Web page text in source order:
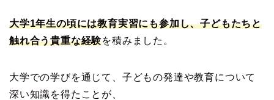
大学1年生の頃には教育実習にも参加し、子どもたちと
触れ合う貴重な経験を積みました。
大学での学びを通じて、子どもの発達や教育について
深い知識を得たことが、